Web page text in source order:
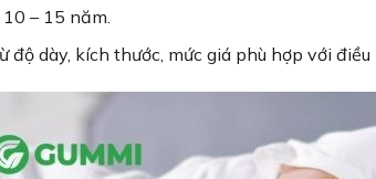
– 15 năm.
độ dày, kích thước, mức giá phù hợp với